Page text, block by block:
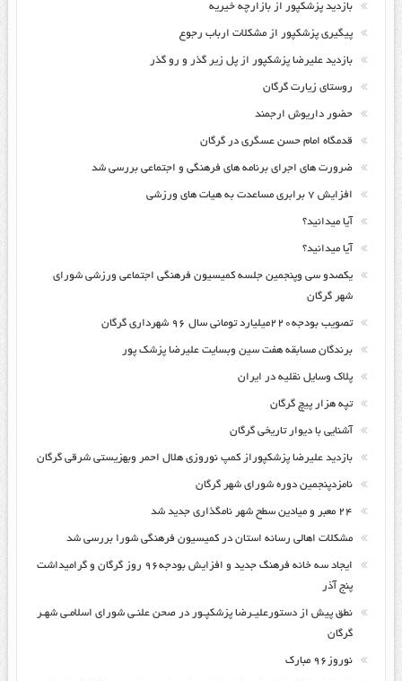
بازدید پزشکپور از بازارچه خیریه
پیگیری پزشکپور از مشکلات ارباب رجوع
بازدید علیرضا پزشکپور از پل زیر گذر و رو گذر
روستای زیارت گرگان
حضور داریوش ارجمند
قدمگاه امام حسن عسگری در گرگان
ضرورت های اجرای برنامه های فرهنگی و اجتماعی بررسی شد
افزایش ۷ برابری مساعدت به هیات های ورزشی
آیا میدانید؟
آیا میدانید؟
یکصدو سی وپنجمین جلسه کمیسیون فرهنگی اجتماعی ورزشی شورای
شهر گرگان
تصویب بودجه۲۲۰میلیارد تومانی سال ۹۶ شهرداری گرگان
برندگان مسابقه هفت سین وبسایت علیرضا پزشک پور
پلاک وسایل نقلیه در ایران
تپه هزار پیچ گرگان
آشنایی با دیوار تاریخی گرگان
بازدید علیرضا پزشکپوراز کمپ نوروزی هلال احمر وبهزیستی شرقی گرگان
نامزدپنجمین دوره شورای شهر گرگان
۲۴ معبر و میادین سطح شهر نامگذاری جدید شد
مشکلات اهالی رسانه استان در کمیسیون فرهنگی شورا بررسی شد
ایجاد سه خانه فرهنگ جدید و افزایش بودجه۹۶ روز گرگان و گرامیداشت
پنج آذر
نطق پیش از دستورعلیـرضا پزشکپـور در صحن علنـی شورای اسلامـی شهـر
گرگان
نوروز۹۶ مبارک